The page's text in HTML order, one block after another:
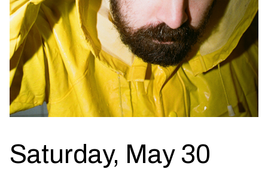
Saturday, May 30